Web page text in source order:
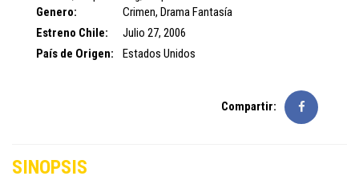
Genero:
Crimen, DramaFantasía
Estreno Chile:
Julio 27, 2006
País de Origen:
Estados Unidos
Compartir:
SINOPSIS